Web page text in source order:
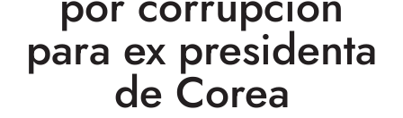
para ex presidenta
de Corea